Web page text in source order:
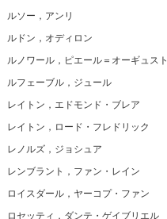
ルソー，アンリ
ルドン，オディロン
ルノワール，ピエール＝オーギュスト
ルフェーブル，ジュール
レイトン，エドモンド・ブレア
レイトン，ロード・フレドリック
レノルズ，ジョシュア
レンブラント，ファン・レイン
ロイスダール，ヤーコプ・ファン
ロセッティ，ダンテ・ゲイブリエル